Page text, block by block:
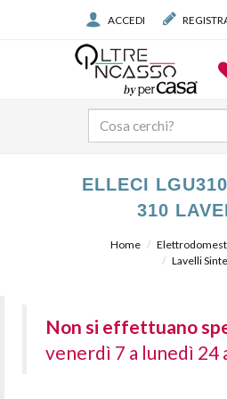
ACCEDI
ELLECI
310
Home
Lavelli
Non si effettuano
venerdì 7 a lunedì 24